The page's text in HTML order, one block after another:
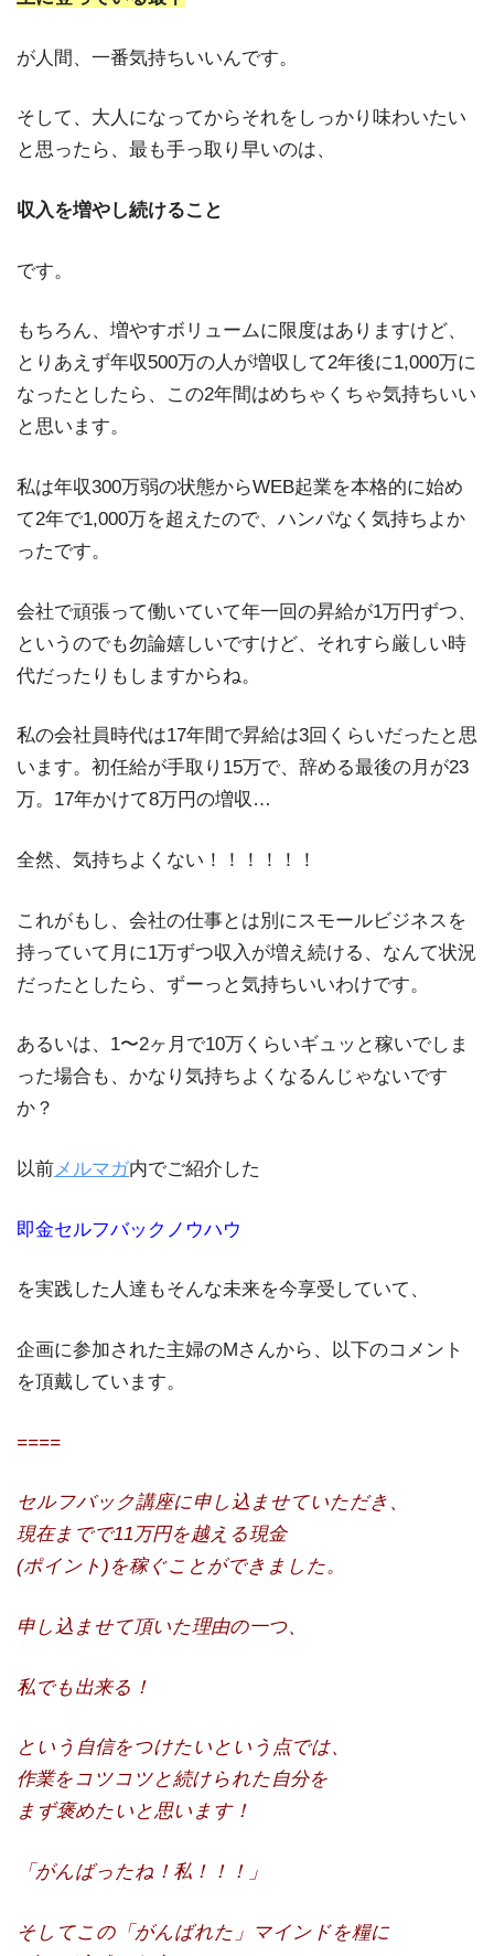
が人間、一番気持ちいいんです。
そして、大人になってからそれをしっかり味わいたい
と思ったら、最も手っ取り早いのは、
収入を増やし続けること
です。
もちろん、増やすボリュームに限度はありますけど、
とりあえず年収500万の人が増収して2年後に1,000万に
なったとしたら、この2年間はめちゃくちゃ気持ちいい
と思います。
私は年収300万弱の状態からWEB起業を本格的に始め
て2年で1,000万を超えたので、ハンパなく気持ちよか
ったです。
会社で頑張って働いていて年一回の昇給が1万円ずつ、
というのでも勿論嬉しいですけど、それすら厳しい時
代だったりもしますからね。
私の会社員時代は17年間で昇給は3回くらいだったと思
います。初任給が手取り15万で、辞める最後の月が23
万。17年かけて8万円の増収…
全然、気持ちよくない！！！！！！
これがもし、会社の仕事とは別にスモールビジネスを
持っていて月に1万ずつ収入が増え続ける、なんて状況
だったとしたら、ずーっと気持ちいいわけです。
あるいは、1〜2ヶ月で10万くらいギュッと稼いでしま
った場合も、かなり気持ちよくなるんじゃないです
か？
以前メルマガ内でご紹介した
即金セルフバックノウハウ
を実践した人達もそんな未来を今享受していて、
企画に参加された主婦のMさんから、以下のコメント
を頂戴しています。
====
セルフバック講座に申し込ませていただき、
現在までで11万円を越える現金
(ポイント)を稼ぐことができました。
申し込ませて頂いた理由の一つ、
私でも出来る！
という自信をつけたいという点では、
作業をコツコツと続けられた自分を
まず褒めたいと思います！
「がんばったね！私！！！」
そしてこの「がんばれた」マインドを糧に